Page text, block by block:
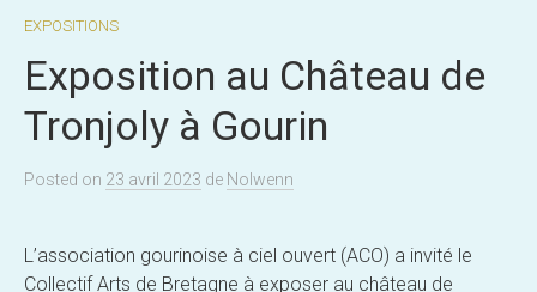
EXPOSITIONS
Exposition au Château de
Tronjoly à Gourin
Posted on 23 avril 2023 de Nolwenn
L’association gourinoise à ciel ouvert (ACO) a invité le
Collectif Arts de Bretagne à exposer au château de